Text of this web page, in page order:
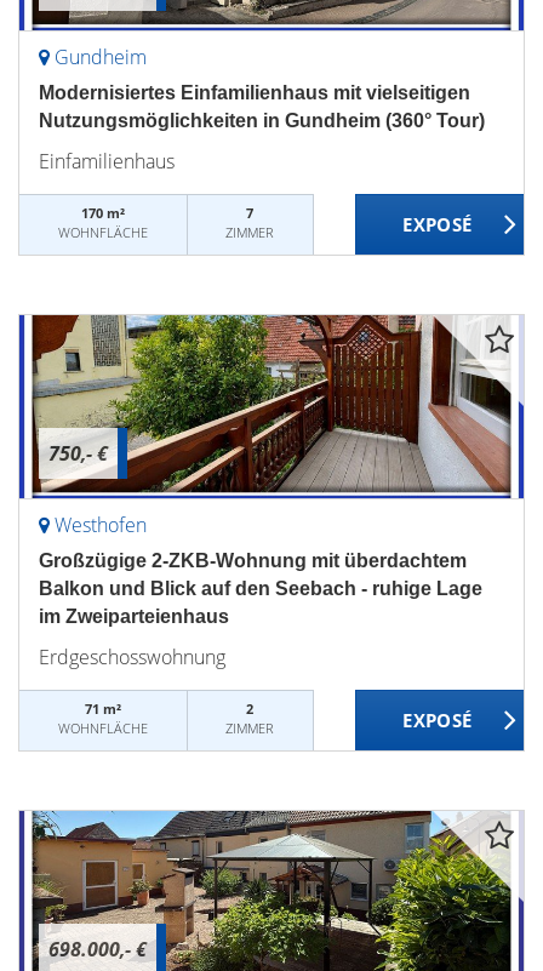
Gundheim
Modernisiertes Einfamilienhaus mit vielseitigen
Nutzungsmöglichkeiten in Gundheim (360° Tour)
Einfamilienhaus
170 m²
WOHNFLÄCHE
7
ZIMMER
750,- €
Westhofen
Großzügige 2-ZKB-Wohnung mit überdachtem
Balkon und Blick auf den Seebach - ruhige Lage
im Zweiparteienhaus
Erdgeschosswohnung
71 m²
WOHNFLÄCHE
2
ZIMMER
698.000,- €